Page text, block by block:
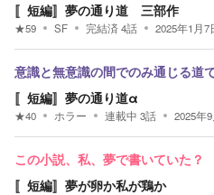
〚短編〛夢の通り道 三部作
★59 SF 完結済4話 2025年1月7
意識と無意識の間でのみ通じる道
〚短編〛夢の通り道α
★40 ホラー 連載中 3話 2025年
この小説、私、夢で書いていた？
〚短編〛夢が卵か私が鶏か